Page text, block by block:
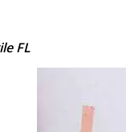
FL